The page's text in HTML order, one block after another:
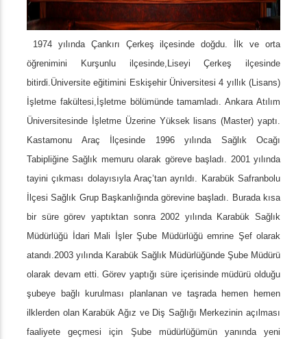
1974 yılında Çankırı Çerkeş ilçesinde doğdu. İlk ve orta
öğrenimini Kurşunlu ilçesinde,Liseyi Çerkeş ilçesinde
bitirdi.Üniversite eğitimini Eskişehir Üniversitesi 4 yıllık (Lisans)
İşletme fakültesi,İşletme bölümünde tamamladı. Ankara Atılım
Üniversitesinde İşletme Üzerine Yüksek lisans (Master) yaptı.
Kastamonu Araç İlçesinde 1996 yılında Sağlık Ocağı
Tabipliğine Sağlık memuru olarak göreve başladı. 2001 yılında
tayini çıkması dolayısıyla Araç’tan ayrıldı. Karabük Safranbolu
İlçesi Sağlık Grup Başkanlığında görevine başladı. Burada kısa
bir süre görev yaptıktan sonra 2002 yılında Karabük Sağlık
Müdürlüğü İdari Mali İşler Şube Müdürlüğü emrine Şef olarak
atandı.2003 yılında Karabük Sağlık Müdürlüğünde Şube Müdürü
olarak devam etti. Görev yaptığı süre içerisinde müdürü olduğu
şubeye bağlı kurulması planlanan ve taşrada hemen hemen
ilklerden olan Karabük Ağız ve Diş Sağlığı Merkezinin açılması
faaliyete geçmesi için Şube müdürlüğümün yanında yeni